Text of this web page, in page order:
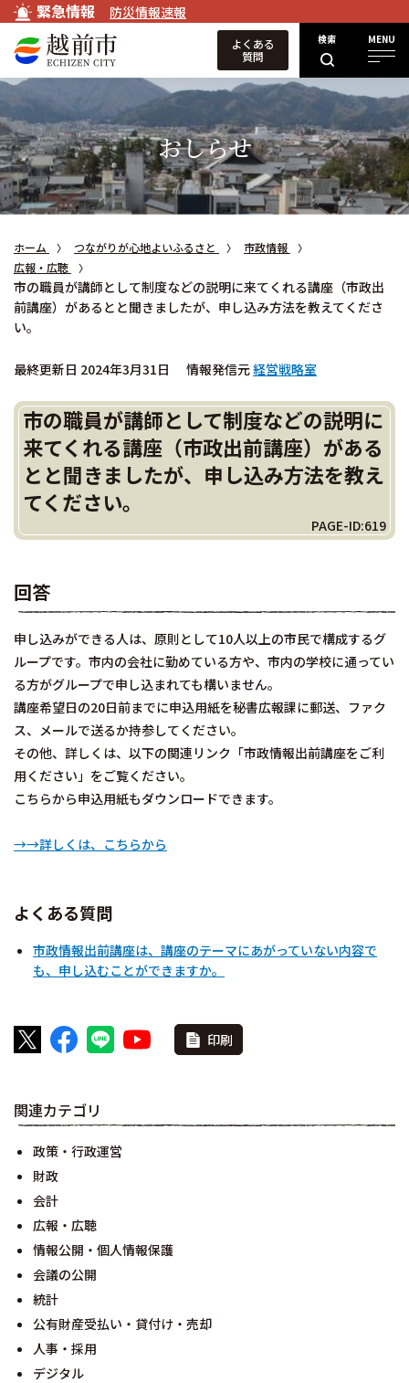
緊急情報 防災情報速報
検索 MENU
よくある
質問
おしらせ
ホーム つながりが心地よいふるさと
市政情報
広報・広聴
市の職員が講師として制度などの説明に来てくれる講座（市政出
前講座）があるとと聞きましたが、申し込み方法を教えてくださ
い。
最終更新日 2024年3月31日 情報発信元経営戦略室
市の職員が講師として制度などの説明に
来てくれる講座（市政出前講座）がある
とと聞きましたが、申し込み方法を教え
てください。
PAGE-ID:619
回答
申し込みができる人は、原則として10人以上の市民で構成するグ
ループです。市内の会社に勤めている方や、市内の学校に通ってい
る方がグループで申し込まれても構いません。
講座希望日の20日前までに申込用紙を秘書広報課に郵送、ファク
ス、メールで送るか持参してください。
その他、詳しくは、以下の関連リンク「市政情報出前講座をご利
用ください」をご覧ください。
こちらから申込用紙もダウンロードできます。
→→詳しくは、こちらから
よくある質問
市政情報出前講座は、講座のテーマにあがっていない内容で
も、申し込むことができますか。
印刷
関連カテゴリ
政策・行政運営
財政
会計
広報・広聴
情報公開・個人情報保護
会議の公開
統計
公有財産受払い・貸付け・売却
人事・採用
デジタル